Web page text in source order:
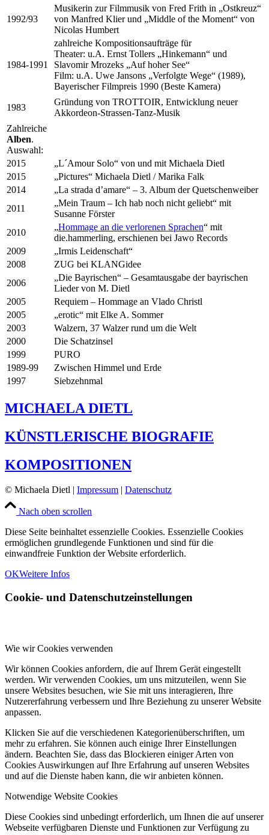
1992/93
Musikerin zur Filmmusik von Fred Frith in „Ostkreuz“
von Manfred Klier und „Middle of the Moment“ von
Nicolas Humbert
1984-1991
zahlreiche Kompositionsaufträge für
Theater: u.A. Ernst Tollers „Hinkemann“ und
Slavomir Mrozeks „Auf hoher See“
Film: u.A. Uwe Jansons „Verfolgte Wege“ (1989),
Bayerischer Filmpreis 1990 (Beste Kamera)
1983
Gründung von TROTTOIR, Entwicklung neuer
Akkordeon-Strassen-Tanz-Musik
Zahlreiche
Alben.
Auswahl:
2015
„L´Amour Solo“ von und mit Michaela Dietl
2015
„Pictures“ Michaela Dietl / Marika Falk
2014
„La strada d’amare“ – 3. Album der Quetschenweiber
2011
„Mein Traum – Ich hab noch nicht geliebt“ mit
Susanne Förster
2010
„Hommage an die verlorenen Sprachen“ mit
die.hammerling, erschienen bei Jawo Records
2009
„Irmis Leidenschaft“
2008
ZUG bei KLANGidee
2006
„Die Bayrischen“ – Gesamtausgabe der bayrischen
Lieder von M. Dietl
2005
Requiem – Hommage an Vlado Christl
2005
„erotic“ mit Elke A. Sommer
2003
Walzern, 37 Walzer rund um die Welt
2000
Die Schatzinsel
1999
PURO
1989-99
Zwischen Himmel und Erde
1997
Siebzehnmal
MICHAELA DIETL
KÜNSTLERISCHE BIOGRAFIE
KOMPOSITIONEN
© Michaela Dietl | Impressum Datenschutz
Nach oben scrollen
Diese Seite beinhaltet essenzielle Cookies. Essenzielle Cookies
ermöglichen grundlegende Funktionen und sind für die
einwandfreie Funktion der Website erforderlich.
OKWeitere Infos
Cookie- und Datenschutzeinstellungen
Wie wir Cookies verwenden
Wir können Cookies anfordern, die auf Ihrem Gerät eingestellt
werden. Wir verwenden Cookies, um uns mitzuteilen, wenn Sie
unsere Websites besuchen, wie Sie mit uns interagieren, Ihre
Nutzererfahrung verbessern und Ihre Beziehung zu unserer Website
anpassen.
Klicken Sie auf die verschiedenen Kategorienüberschriften, um
mehr zu erfahren. Sie können auch einige Ihrer Einstellungen
ändern. Beachten Sie, dass das Blockieren einiger Arten von
Cookies Auswirkungen auf Ihre Erfahrung auf unseren Websites
und auf die Dienste haben kann, die wir anbieten können.
Notwendige Website Cookies
Diese Cookies sind unbedingt erforderlich, um Ihnen die auf unserer
Webseite verfügbaren Dienste und Funktionen zur Verfügung zu